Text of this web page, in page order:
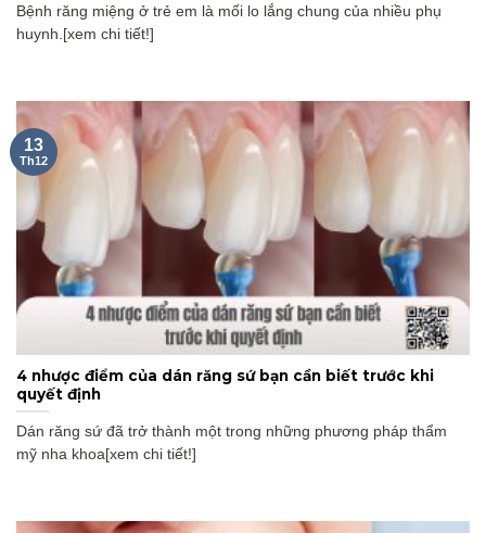
Bệnh răng miệng ở trẻ em là mối lo lắng chung của nhiều phụ
huynh.[xem chi tiết!]
4 nhược điểm của dán răng sứ bạn cần biết trước khi
quyết định
Dán răng sứ đã trở thành một trong những phương pháp thẩm
mỹ nha khoa[xem chi tiết!]
13
Th12